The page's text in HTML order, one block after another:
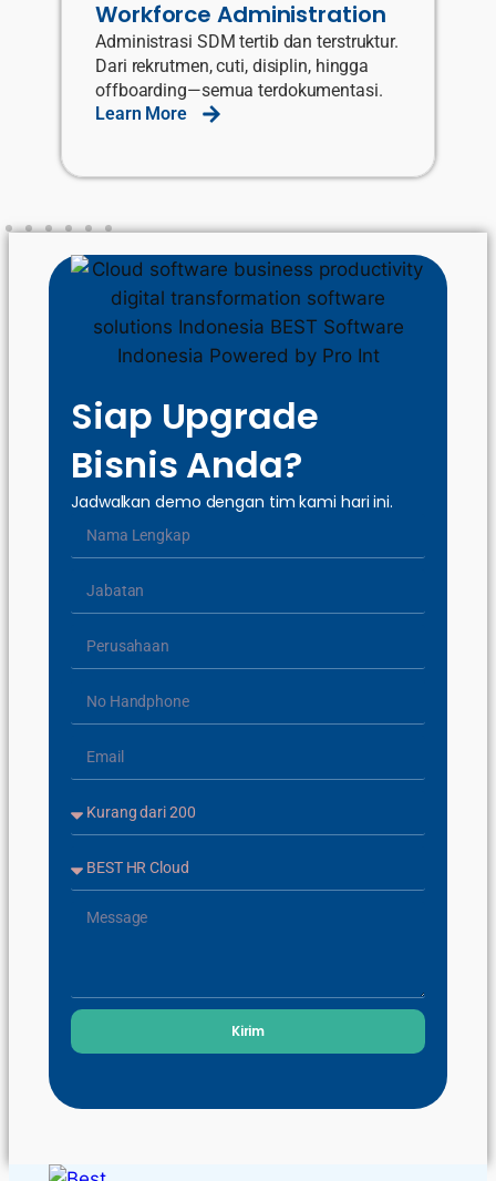
Siap Upgrade
Bisnis Anda?
Jadwalkan demo dengan tim kami hari ini.
Kirim